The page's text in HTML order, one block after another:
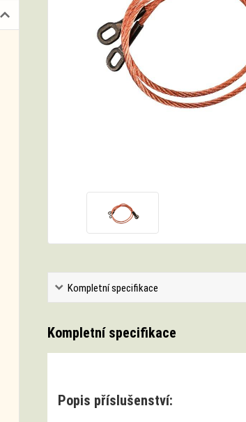
Kompletní specifikace
Kompletní specifikace
Popis příslušenství: